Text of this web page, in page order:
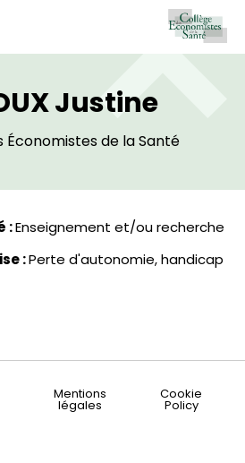
Justine
Économistes de la Santé
:Enseignement et/ou recherche
:Perte d'autonomie, handicap
Mentions
légales
Cookie
Policy